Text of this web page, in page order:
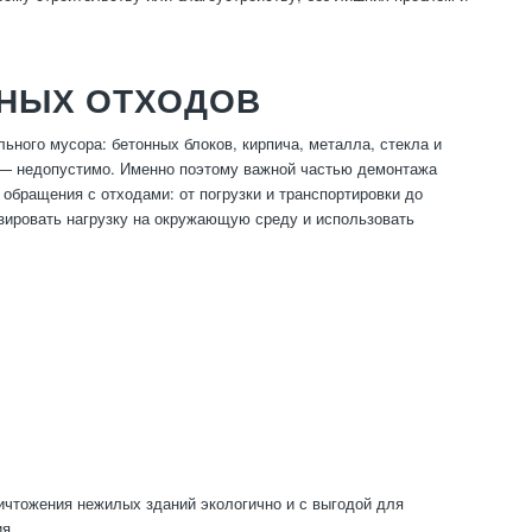
ОТХОДОВ
мусора: бетонных блоков, кирпича, металла, стекла и
недопустимо. Именно поэтому важной частью демонтажа
с отходами: от погрузки и транспортировки до
нагрузку на окружающую среду и использовать
нежилых зданий экологично и с выгодой для